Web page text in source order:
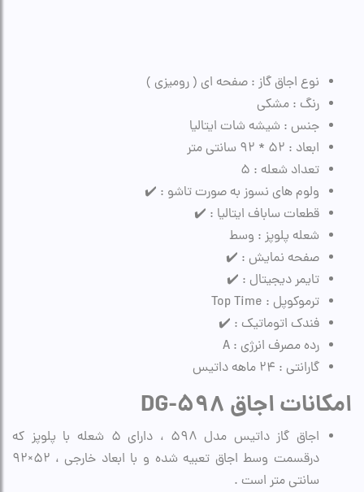
نوع اجاق گاز : صفحه ای ( رومیزی )
رنگ : مشکی
جنس : شیشه شات ایتالیا
ابعاد : 52 * 92 سانتی متر
تعداد شعله : 5
ولوم های نسوز به صورت تاشو : ✔️
قطعات ساباف ایتالیا : ✔️
شعله پلوپز : وسط
صفحه نمایش : ✔️
تایمر دیجیتال : ✔️
ترموکوپل : Top Time
فندک اتوماتیک : ✔️
رده مصرف انرژی : A
گارانتی : 24 ماهه داتیس
امکانات اجاق DG-598
اجاق گاز داتیس مدل ۵۹۸ ، دارای ۵ شعله با پلوپز که
درقسمت وسط اجاق تعبیه شده و با ابعاد خارجی ، ۵۲×۹۲
سانتی متر است .